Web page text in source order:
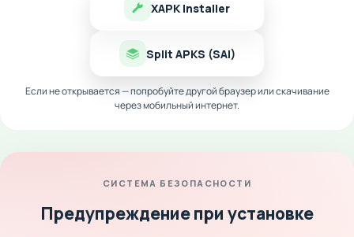
XAPK Installer
Split APKS (SAI)
Если не открывается — попробуйте другой браузер или скачивание
через мобильный интернет.
СИСТЕМА БЕЗОПАСНОСТИ
Предупреждение при установке